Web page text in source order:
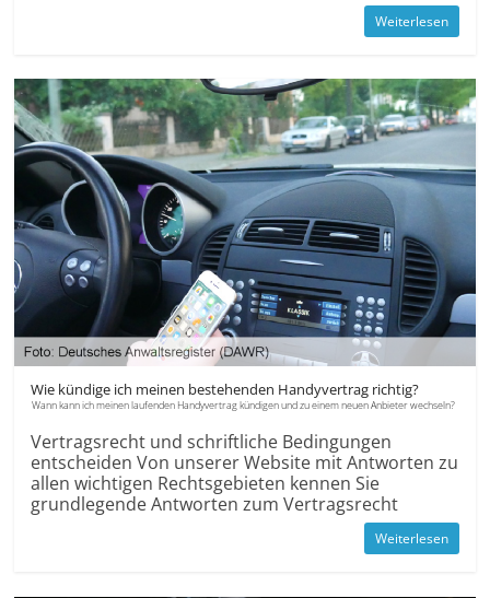
Weiterlesen
Wie kündige ich meinen bestehenden Handyvertrag richtig?
Wann kann ich meinen laufenden Handyvertrag kündigen und zu einem neuen Anbieter wechseln?
Vertragsrecht und schriftliche Bedingungen
entscheiden Von unserer Website mit Antworten zu
allen wichtigen Rechtsgebieten kennen Sie
grundlegende Antworten zum Vertragsrecht
Weiterlesen